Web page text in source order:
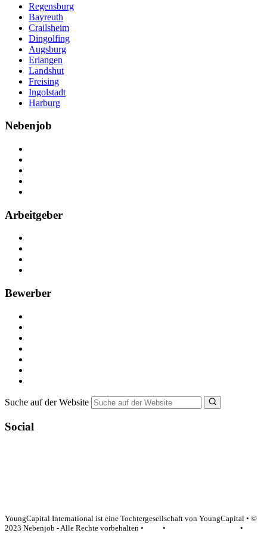
Regensburg
Bayreuth
Crailsheim
Dingolfing
Augsburg
Erlangen
Landshut
Freising
Ingolstadt
Harburg
Nebenjob
Arbeitgeber
Bewerber
Suche auf der Website
Social
YoungCapital International ist eine Tochtergesellschaft von YoungCapital • ©
2023 Nebenjob - Alle Rechte vorbehalten •
•
•